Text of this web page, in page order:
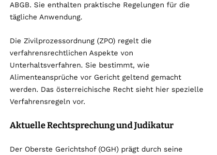
ABGB. Sie enthalten praktische Regelungen für die
tägliche Anwendung.
Die Zivilprozessordnung (ZPO) regelt die
verfahrensrechtlichen Aspekte von
Unterhaltsverfahren. Sie bestimmt, wie
Alimenteansprüche vor Gericht geltend gemacht
werden. Das österreichische Recht sieht hier spezielle
Verfahrensregeln vor.
Aktuelle Rechtsprechung und Judikatur
Der Oberste Gerichtshof (OGH) prägt durch seine